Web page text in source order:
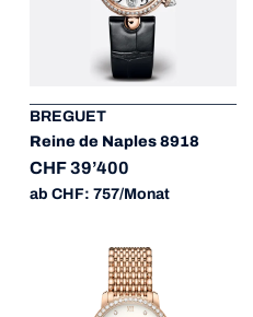
BREGUET
Reine de Naples 8918
CHF 39’400
ab CHF: 757/Monat